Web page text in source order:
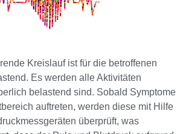
Kreislauf ist für die betroffenen
Es werden alle Aktivitäten
belastend sind. Sobald Symptome
auftreten, werden diese mit Hilfe
überprüft, was